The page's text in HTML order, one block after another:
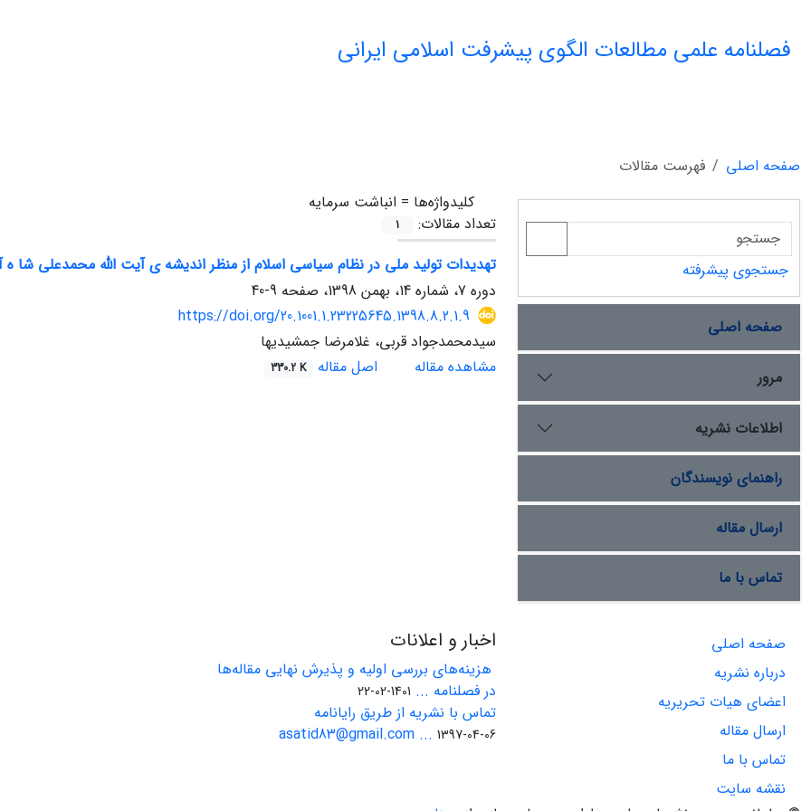
فصلنامه علمی مطالعات الگوی پیشرفت اسلامی ایرانی
صفحه اصلی
فهرست مقالات
کلیدواژه‌ها = انباشت سرمایه
تعداد مقالات:
1
تهدیدات تولید ملی در نظام سیاسی اسلام از منظر اندیشه ی آیت الله محمدعلی شا ه
دوره 7، شماره 14، بهمن 1398، صفحه
9-40
https://doi.org/20.1001.1.23225645.1398.8.2.1.9
سیدمحمدجواد قربی، غلامرضا جمشیدیها
مشاهده مقاله
اصل مقاله 330.2 K
جستجوی پیشرفته
صفحه اصلی
مرور
اطلاعات نشریه
راهنمای نویسندگان
ارسال مقاله
تماس با ما
صفحه اصلی
درباره نشریه
اعضای هیات تحریریه
ارسال مقاله
تماس با ما
نقشه سایت
اخبار و اعلانات
هزینه‌های بررسی اولیه و پذیرش نهایی مقاله‌ها
در فصلنامه ... 1401-02-22
تماس با نشریه از طریق رایانامه
asatid83@gmail.com ... 1397-04-06